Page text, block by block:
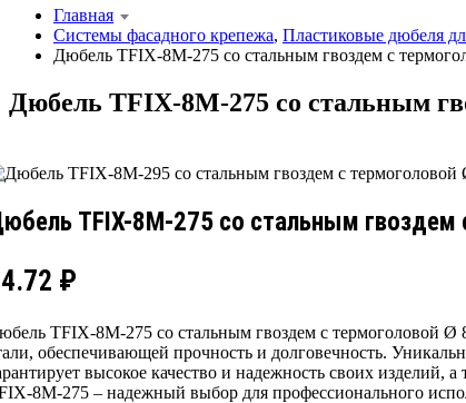
Главная
Системы фасадного крепежа, Пластиковые дюбеля
Дюбель TFIX-8M-275 со стальным гвоздем с
Дюбель TFIX-8M-275 со стальным
TFIX-8M-275 со стальным гвоздем
₽
TFIX-8M-275 со стальным гвоздем с термоголовой Ø
обеспечивающей прочность и долговечность.
высокое качество и надежность своих изделий,
8M-275 – надежный выбор для профессионального